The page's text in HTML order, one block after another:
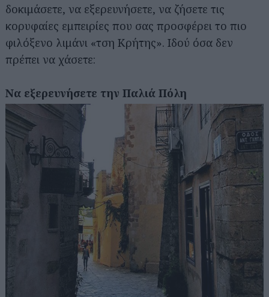
δοκιμάσετε, να εξερευνήσετε, να ζήσετε τις
κορυφαίες εμπειρίες που σας προσφέρει το πιο
φιλόξενο λιμάνι «τση Κρήτης». Ιδού όσα δεν
πρέπει να χάσετε:
Να εξερευνήσετε την Παλιά Πόλη